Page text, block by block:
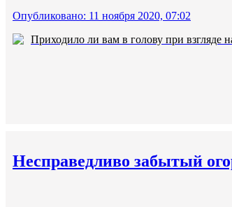
Опубликовано: 11 ноября 2020, 07:02
Приходило ли вам в голову при взгляде
Несправедливо забытый